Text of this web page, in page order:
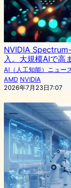
NVIDIA
入。大規模AIで高
AI（人工知能）ニュー
AMD NVIDIA
2026年7月23日7:07